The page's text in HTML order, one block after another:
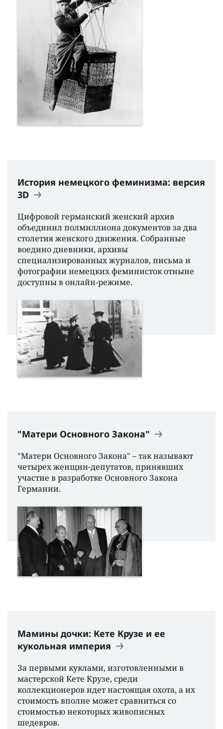
История немецкого феминизма: версия
3D
Цифровой германский женский архив
объединил полмиллиона документов за два
столетия женского движения. Собранные
воедино дневники, архивы
специализированных журналов, письма и
фотографии немецких феминисток отныне
доступны в онлайн-режиме.
"Матери Основного Закона"
"Матери Основного Закона" – так называют
четырех женщин-депутатов, принявших
участие в разработке Основного Закона
Германии.
Мамины дочки: Кете Крузе и ее
кукольная империя
За первыми куклами, изготовленными в
мастерской Кете Крузе, среди
коллекционеров идет настоящая охота, а их
стоимость вполне может сравниться со
стоимостью некоторых живописных
шедевров.